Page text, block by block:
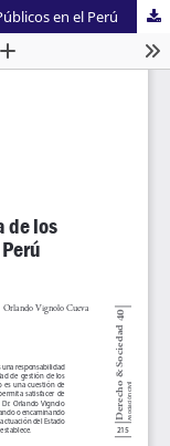
en el Perú